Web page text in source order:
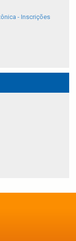
- Inscrições